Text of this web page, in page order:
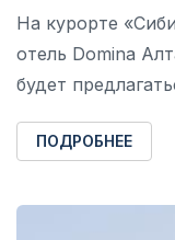
На курорте
отель Domina
будет
ПОДРОБНЕЕ